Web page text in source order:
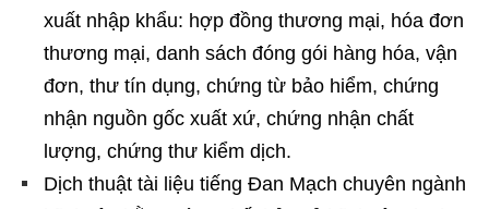
xuất nhập khẩu: hợp đồng thương mại, hóa đơn
thương mại, danh sách đóng gói hàng hóa, vận
đơn, thư tín dụng, chứng từ bảo hiểm, chứng
nhận nguồn gốc xuất xứ, chứng nhận chất
lượng, chứng thư kiểm dịch.
Dịch thuật tài liệu tiếng Đan Mạch chuyên ngành